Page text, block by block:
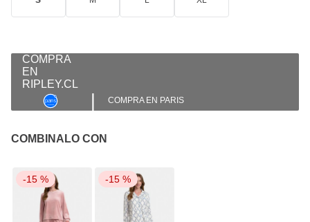
| COMPRA EN PARIS
COMBINALO CON
-15 % -15 %